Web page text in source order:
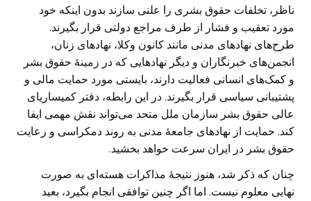
ناظر، تخلفات حقوق بشری را علنی سازند بدون اینکه خود
مورد تعقیب و فشار از طرف مراجع دولتی قرار بگیرند.
طرح‌های نهادهای مدنی مانند کانون وکلا، نهادهای زنان،
انجمن‌های خبرنگاران و دیگر نهادهایی که در زمینهٔ حقوق بشر
و کمک‌های انسانی فعالیت دارند، بایستی مورد حمایت مالی و
پشتیبانی سیاسی قرار بگیرند. در این رابطه، دفتر کمیساریای
عالی حقوق بشر سازمان ملل متحد می‌تواند نقش مهمی ایفا
کند. حمایت از نهادهای جامعهٔ مدنی به روند دمکراسی و رعایت
حقوق بشر در ایران سرعت خواهد بخشید.
چنان که ذکر شد، هنوز نتیجهٔ مذاکرات هسته‌ای به صورت
نهایی معلوم نیست. اما اگر چنین توافقی انجام بگیرد، بعید